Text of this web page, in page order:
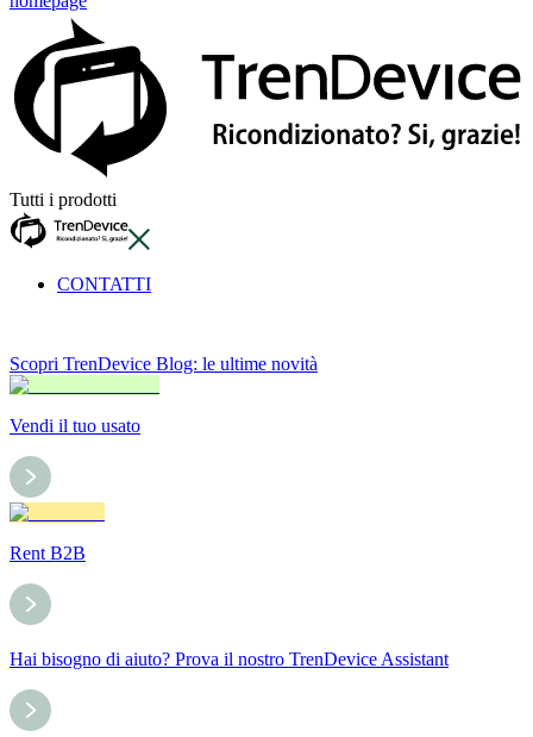
Tutti i prodotti
CONTATTI
Scopri TrenDevice Blog: le ultime novità
Vendi il tuo usato
Rent B2B
Hai bisogno di aiuto? Prova il nostro TrenDevice Assistant